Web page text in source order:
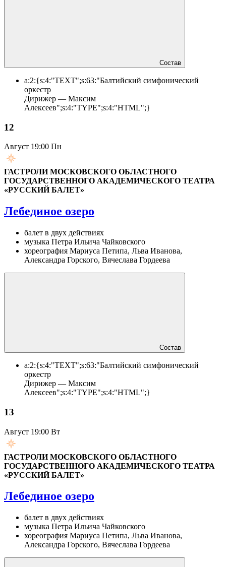
Состав
a:2:{s:4:"TEXT";s:63:"Балтийский симфонический
оркестр
Дирижер — Максим
Алексеев";s:4:"TYPE";s:4:"HTML";}
12
Август 19:00 Пн
ГАСТРОЛИ МОСКОВСКОГО ОБЛАСТНОГО
ГОСУДАРСТВЕННОГО АКАДЕМИЧЕСКОГО ТЕАТРА
«РУССКИЙ БАЛЕТ»
Лебединое озеро
балет в двух действиях
музыка Петра Ильича Чайковского
хореография Мариуса Петипа, Льва Иванова,
Александра Горского, Вячеслава Гордеева
Состав
a:2:{s:4:"TEXT";s:63:"Балтийский симфонический
оркестр
Дирижер — Максим
Алексеев";s:4:"TYPE";s:4:"HTML";}
13
Август 19:00 Вт
ГАСТРОЛИ МОСКОВСКОГО ОБЛАСТНОГО
ГОСУДАРСТВЕННОГО АКАДЕМИЧЕСКОГО ТЕАТРА
«РУССКИЙ БАЛЕТ»
Лебединое озеро
балет в двух действиях
музыка Петра Ильича Чайковского
хореография Мариуса Петипа, Льва Иванова,
Александра Горского, Вячеслава Гордеева